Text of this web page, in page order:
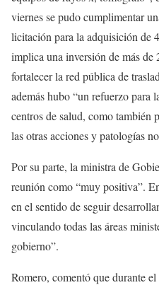
viernes se pudo cumplimentar
licitación para la adquisición de
implica una inversión de más de
fortalecer la red pública de
además hubo “un refuerzo para
centros de salud, como también
las otras acciones y patologías
Por su parte, la ministra de
reunión como “muy positiva”.
en el sentido de seguir
vinculando todas las áreas
gobierno”.
Romero, comentó que durante